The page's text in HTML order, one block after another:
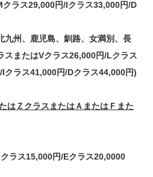
ラス29,000円/Iクラス33,000円/D
九州、鹿児島、釧路、女満別、長
スまたはVクラス26,000円/Lクラス
クラス41,000円/Dクラス44,000円)
はＺクラスまたはＡまたはＦまた
ラス15,000円/Eクラス20,0000